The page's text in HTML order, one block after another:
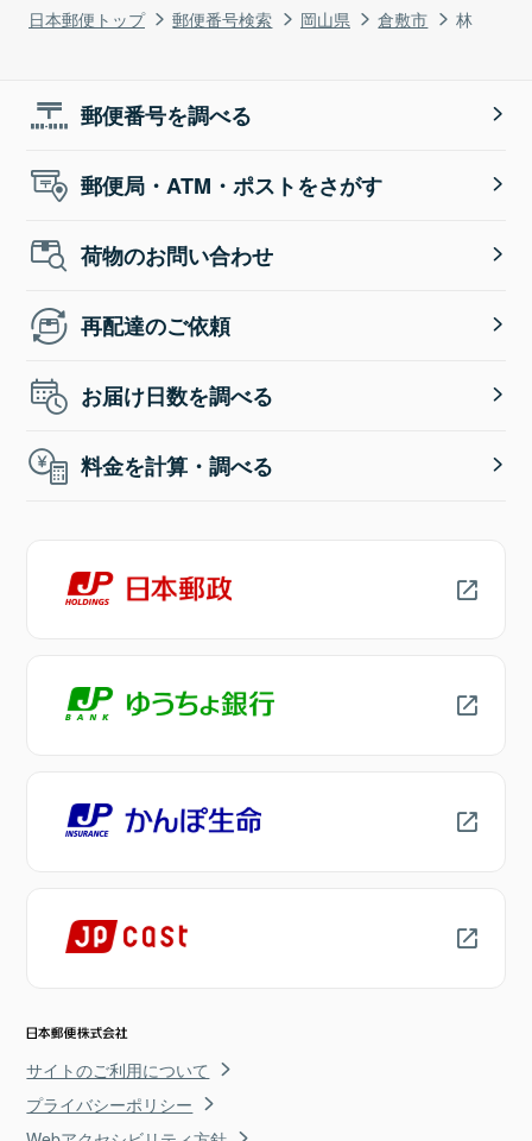
日本郵便トップ 郵便番号検索 岡山県 倉敷市 林
郵便番号を調べる
郵便局・ATM・ポストをさがす
荷物のお問い合わせ
再配達のご依頼
お届け日数を調べる
料金を計算・調べる
サイトのご利用について
プライバシーポリシー